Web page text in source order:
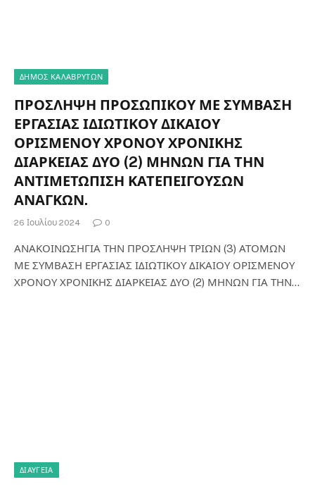
ΔΗΜΟΣ ΚΑΛΑΒΡΥΤΩΝ
ΠΡΟΣΛΗΨΗ ΠΡΟΣΩΠΙΚΟΥ ΜΕ ΣΥΜΒΑΣΗ
ΕΡΓΑΣΙΑΣ ΙΔΙΩΤΙΚΟΥ ΔΙΚΑΙΟΥ
ΟΡΙΣΜΕΝΟΥ ΧΡΟΝΟΥ ΧΡΟΝΙΚΗΣ
ΔΙΑΡΚΕΙΑΣ ΔΥΟ (2) ΜΗΝΩΝ ΓΙΑ ΤΗΝ
ΑΝΤΙΜΕΤΩΠΙΣΗ ΚΑΤΕΠΕΙΓΟΥΣΩΝ
ΑΝΑΓΚΩΝ.
26 Ιουλίου 2024 0
ΑΝΑΚΟΙΝΩΣΗΓΙΑ ΤΗΝ ΠΡΟΣΛΗΨΗ ΤΡΙΩΝ (3) ΑΤΟΜΩΝ
ΜΕ ΣΥΜΒΑΣΗ ΕΡΓΑΣΙΑΣ ΙΔΙΩΤΙΚΟΥ ΔΙΚΑΙΟΥ ΟΡΙΣΜΕΝΟΥ
ΧΡΟΝΟΥ ΧΡΟΝΙΚΗΣ ΔΙΑΡΚΕΙΑΣ ΔΥΟ (2) ΜΗΝΩΝ ΓΙΑ ΤΗΝ…
ΔΙΑΎΓΕΙΑ